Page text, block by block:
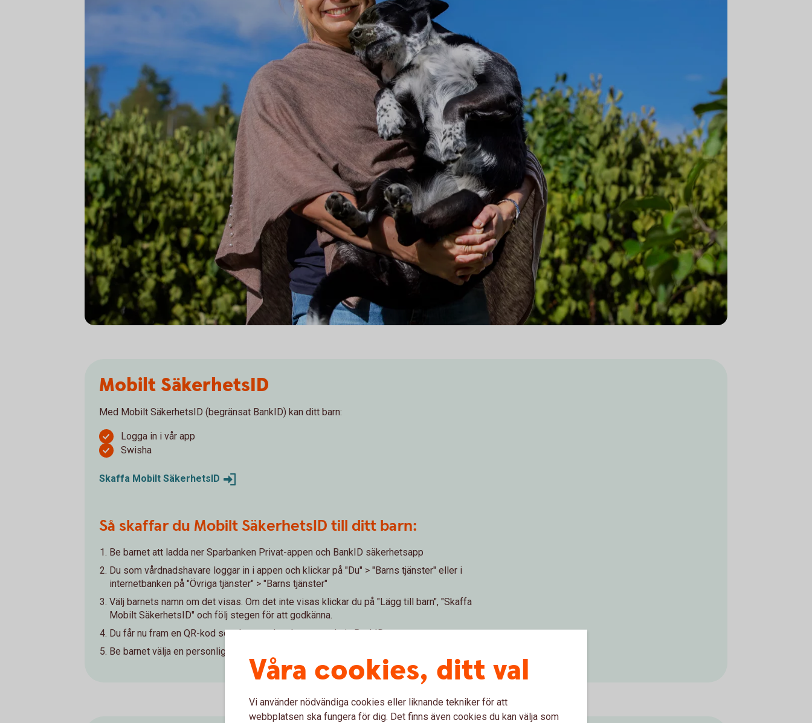
Mobilt SäkerhetsID
Med Mobilt SäkerhetsID (begränsat BankID) kan ditt barn:
Logga in i vår app
Swisha
Skaffa Mobilt SäkerhetsID
Så skaffar du Mobilt SäkerhetsID till ditt barn:
Be barnet att ladda ner Sparbanken Privat-appen och BankID säkerhetsapp
Du som vårdnadshavare loggar in i appen och klickar på "Du" > "Barns tjänster" eller i
internetbanken på "Övriga tjänster" > "Barns tjänster"
Välj barnets namn om det visas. Om det inte visas klickar du på "Lägg till barn", "Skaffa
Mobilt SäkerhetsID" och följ stegen för att godkänna.
Du får nu fram en QR-kod som barnet ska skanna med sin BankID-app
Be barnet välja en personlig kod
Våra cookies, ditt val
Vi använder nödvändiga cookies eller liknande tekniker för att
webbplatsen ska fungera för dig. Det finns även cookies du kan välja som